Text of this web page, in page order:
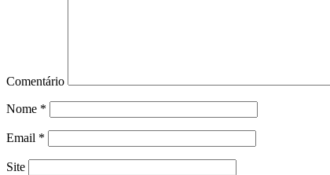
Comentário
Nome *
Email *
Site